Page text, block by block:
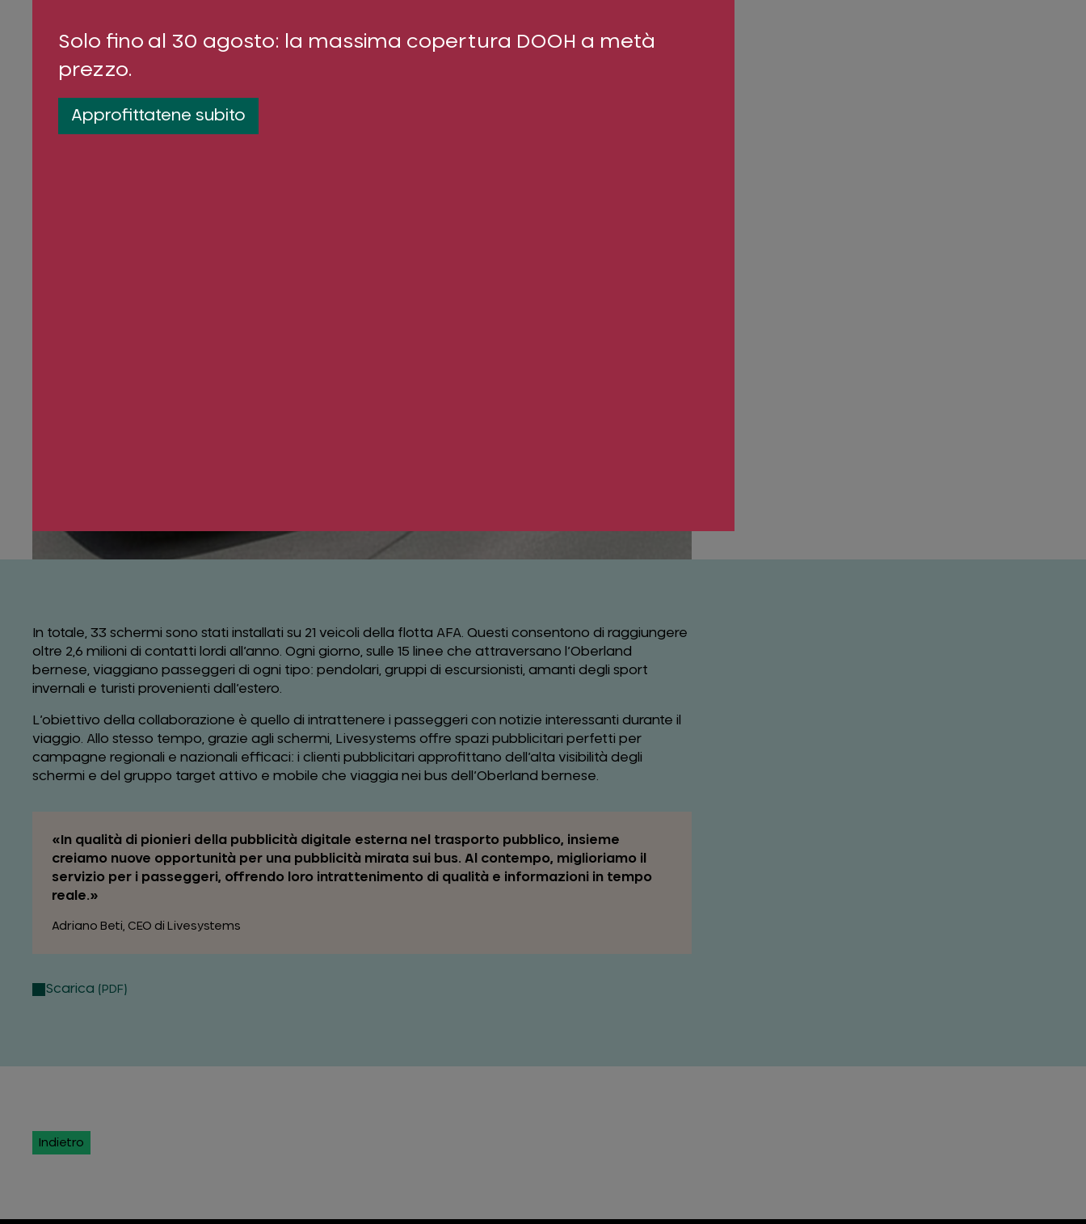
In totale, 33 schermi sono stati installati su 21 veicoli della flotta AFA. Questi consentono di raggiungere
oltre 2,6 milioni di contatti lordi all’anno. Ogni giorno, sulle 15 linee che attraversano l’Oberland
bernese, viaggiano passeggeri di ogni tipo: pendolari, gruppi di escursionisti, amanti degli sport
invernali e turisti provenienti dall’estero.
L’obiettivo della collaborazione è quello di intrattenere i passeggeri con notizie interessanti durante il
viaggio. Allo stesso tempo, grazie agli schermi, Livesystems offre spazi pubblicitari perfetti per
campagne regionali e nazionali efficaci: i clienti pubblicitari approfittano dell’alta visibilità degli
schermi e del gruppo target attivo e mobile che viaggia nei bus dell’Oberland bernese.
In qualità di pionieri della pubblicità digitale esterna nel trasporto pubblico, insieme
creiamo nuove opportunità per una pubblicità mirata sui bus. Al contempo, miglioriamo il
servizio per i passeggeri, offrendo loro intrattenimento di qualità e informazioni in tempo
reale.
Adriano Beti, CEO di Livesystems
Scarica (PDF)
Indietro
Solo fino al 30 agosto: la massima copertura DOOH a metà
prezzo.
Approfittatene subito